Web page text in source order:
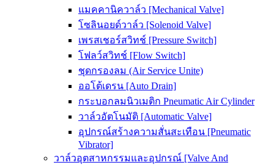
แมคคานิควาล์ว [Mechanical Valve]
โซลินอยด์วาล์ว [Solenoid Valve]
เพรสเชอร์สวิทช์ [Pressure Switch]
โฟลว์สวิทช์ [Flow Switch]
ชุดกรองลม (Air Service Unite)
ออโต้เดรน [Auto Drain]
กระบอกลมนิวเมติก Pneumatic Air Cylinder
วาล์วอัตโนมัติ [Automatic Valve]
อุปกรณ์สร้างความสั่นสะเทือน [Pneumatic
Vibrator]
วาล์วอุตสาหกรรมและอุปกรณ์ [Valve And